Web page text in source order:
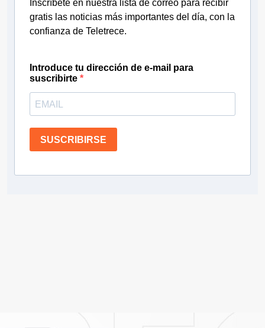
Inscríbete en nuestra lista de correo para recibir
gratis las noticias más importantes del día, con la
confianza de Teletrece.
Introduce tu dirección de e-mail para
suscribirte
SUSCRIBIRSE